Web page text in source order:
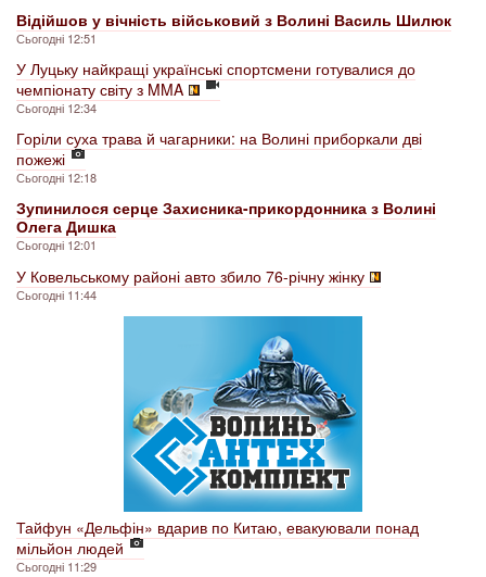
Відійшов у вічність військовий з Волині Василь Шилюк
Сьогодні 12:51
У Луцьку найкращі українські спортсмени готувалися до
чемпіонату світу з MMA
Сьогодні 12:34
Горіли суха трава й чагарники: на Волині приборкали дві
пожежі
Сьогодні 12:18
Зупинилося серце Захисника-прикордонника з Волині
Олега Дишка
Сьогодні 12:01
У Ковельському районі авто збило 76-річну жінку
Сьогодні 11:44
Тайфун «Дельфін» вдарив по Китаю, евакуювали понад
мільйон людей
Сьогодні 11:29